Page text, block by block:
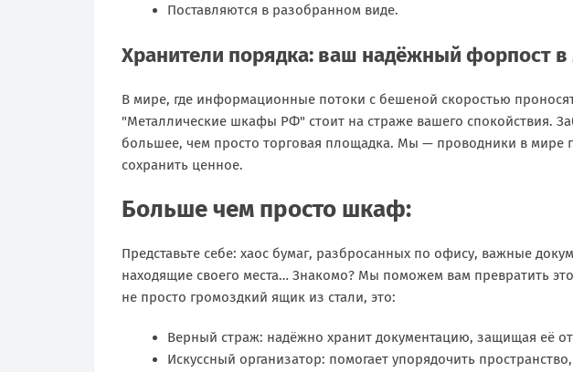
Поставляются в разобранном виде.
Хранители порядка: ваш надёжный форпост
В мире, где информационные потоки с бешеной скоростью
"Металлические шкафы РФ" стоит на страже вашего спокойствия.
большее, чем просто торговая площадка. Мы — проводники в мире
сохранить ценное.
Больше чем просто шкаф:
Представьте себе: хаос бумаг, разбросанных по офису, важные
находящие своего места… Знакомо? Мы поможем вам превратить
не просто громоздкий ящик из стали, это:
Верный страж: надёжно хранит документацию, защищая её
Искусcный организатор: помогает упорядочить